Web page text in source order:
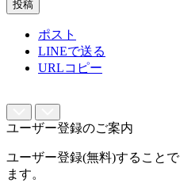
投稿
ポスト
LINEで送る
URLコピー
ユーザー登録のご案内
ユーザー登録(無料)すること
ます。